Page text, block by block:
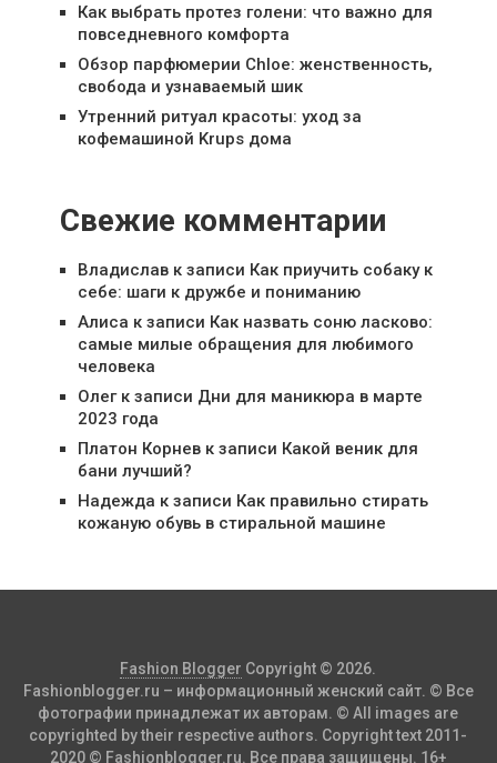
Как выбрать протез голени: что важно для
повседневного комфорта
Обзор парфюмерии Chloe: женственность,
свобода и узнаваемый шик
Утренний ритуал красоты: уход за
кофемашиной Krups дома
Свежие комментарии
Владиславк записи Как приучить собаку к
себе: шаги к дружбе и пониманию
Алиса к записи Как назвать соню ласково:
самые милые обращения для любимого
человека
Олегк записи Дни для маникюра в марте
2023 года
Платон Корневк записи Какой веник для
бани лучший?
Надежда к записи Как правильно стирать
кожаную обувь в стиральной машине
Fashion Blogger Copyright © 2026.
Fashionblogger.ru – информационный женский сайт. © Все
фотографии принадлежат их авторам. © All images are
copyrighted by their respective authors. Copyright text 2011-
2020 © Fashionblogger.ru. Все права защищены. 16+